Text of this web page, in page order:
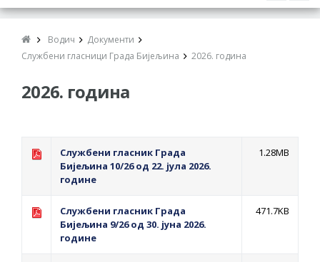
НЕПРОПИСНОГ ОДЛАГАЊА ОТПАДА УЗ
ЈАВНИ КОНКУРС ЗА ДОДЈЕЛУ
СУФИНАНСИРАЊЕ КУПОВИНЕ СЕОСКЕ
Обавјештење за предузетника - Ненад
Нукић
КАНДИДАТА КОЈИ СУ ОСТВАРИЛИ ПРАВО
НА ГРАДСКИ МЈЕСЕЧНИ БОРАЧКИ
Водич
Документи
Службени гласници Града Бијељина
2026. година
2026. година
Службени гласник Града
Бијељина 10/26 од 22. јула 2026.
године
1.28MB
Службени гласник Града
Бијељина 9/26 од 30. јуна 2026.
године
471.7KB